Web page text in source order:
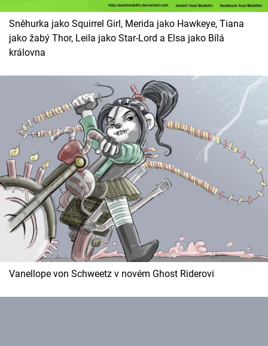
Cool Esport
Pořady
Sledujte prima+
Přihlášení
Sledujte nás
Sněhurka jako Squirrel Girl, Merida jako Hawkeye, Tiana
jako žabý Thor, Leila jako Star-Lord a Elsa jako Bílá
královna
Vanellope von Schweetz v novém Ghost Riderovi